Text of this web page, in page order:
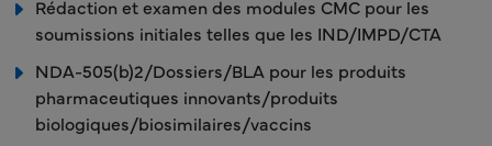
Rédaction et examen des modules CMC pour les
soumissions initiales telles que les IND/IMPD/CTA
NDA-505(b)2/Dossiers/BLA pour les produits
pharmaceutiques innovants/produits
biologiques/biosimilaires/vaccins